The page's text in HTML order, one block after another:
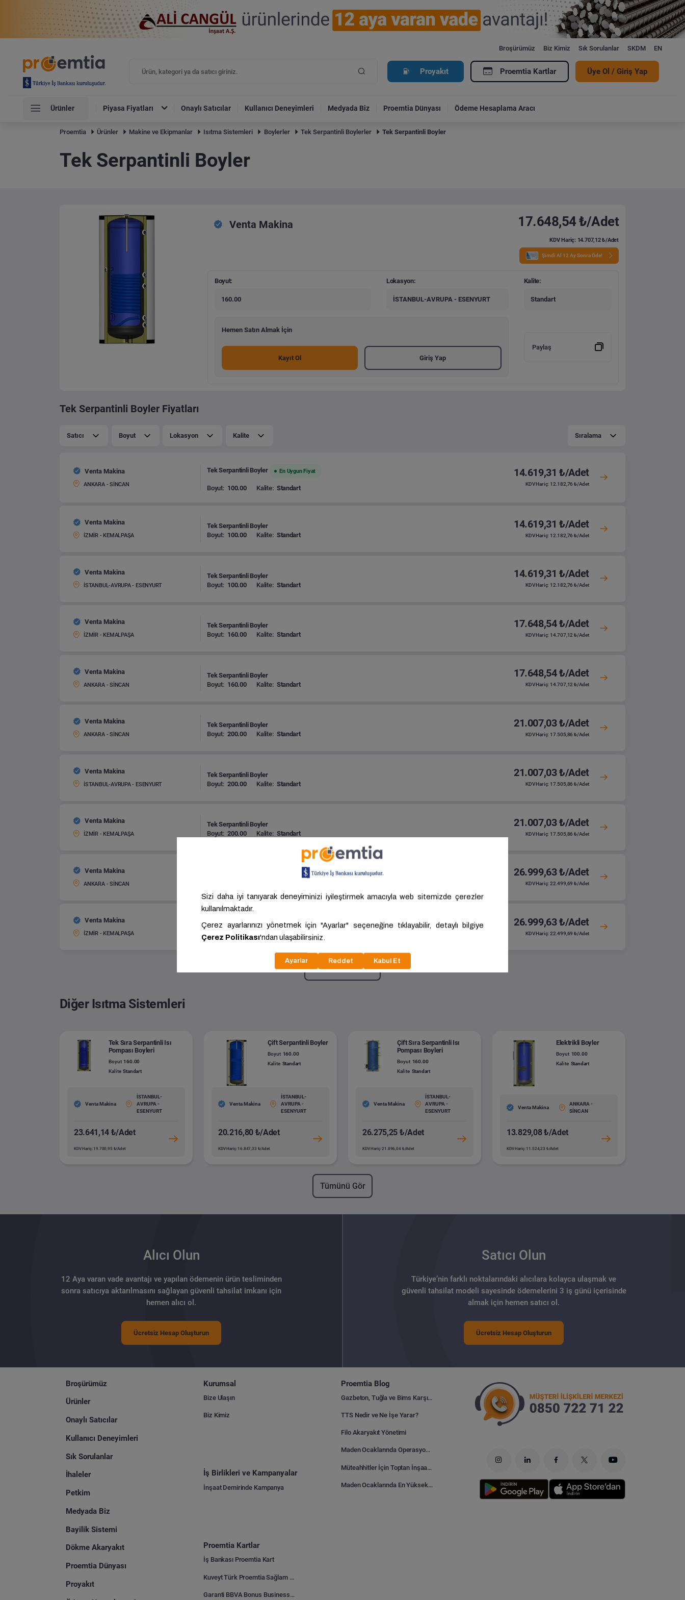
Broşürümüz Biz Kimiz Sık Sorulanlar SKDM EN
Proyakıt Proemtia Kartlar Üye Ol / Giriş Yap
Ürünler Piyasa Fiyatları Onaylı Satıcılar Kullanıcı Deneyimleri Medyada Biz Proemtia Dünyası Ödeme Hesaplama Aracı
Proemtia Ürünler Makine ve Ekipmanlar Isıtma Sistemleri Boylerler Tek Serpantinli Boylerler Tek Serpantinli Boyler
Tek Serpantinli Boyler
Venta Makina 17.648,54 ₺/Adet
KDV Hariç: 14.707,12 ₺/Adet
Şimdi Al 12 Ay Sonra Öde!
Boyut:
160.00
Lokasyon:
İSTANBUL-AVRUPA - ESENYURT
Kalite:
Standart
Hemen Satın Almak İçin
Kayıt Ol Giriş Yap
Paylaş
Tek Serpantinli Boyler Fiyatları
Satıcı Boyut Lokasyon Kalite Sıralama
Venta Makina
ANKARA - SİNCAN
Tek Serpantinli Boyler En Uygun Fiyat
Boyut: 100.00 Kalite: Standart
14.619,31 ₺/Adet
KDV Hariç: 12.182,76 ₺/Adet
Venta Makina
İZMİR - KEMALPAŞA
Tek Serpantinli Boyler
Boyut: 100.00 Kalite: Standart
14.619,31 ₺/Adet
KDV Hariç: 12.182,76 ₺/Adet
Venta Makina
İSTANBUL-AVRUPA - ESENYURT
Tek Serpantinli Boyler
Boyut: 100.00 Kalite: Standart
14.619,31 ₺/Adet
KDV Hariç: 12.182,76 ₺/Adet
Venta Makina
İZMİR - KEMALPAŞA
Tek Serpantinli Boyler
Boyut: 160.00 Kalite: Standart
17.648,54 ₺/Adet
KDV Hariç: 14.707,12 ₺/Adet
Venta Makina
ANKARA - SİNCAN
Tek Serpantinli Boyler
Boyut: 160.00 Kalite: Standart
17.648,54 ₺/Adet
KDV Hariç: 14.707,12 ₺/Adet
Venta Makina
ANKARA - SİNCAN
Tek Serpantinli Boyler
Boyut: 200.00 Kalite: Standart
21.007,03 ₺/Adet
KDV Hariç: 17.505,86 ₺/Adet
Venta Makina
İSTANBUL-AVRUPA - ESENYURT
Tek Serpantinli Boyler
Boyut: 200.00 Kalite: Standart
21.007,03 ₺/Adet
KDV Hariç: 17.505,86 ₺/Adet
Venta Makina
İZMİR - KEMALPAŞA
Tek Serpantinli Boyler
Boyut: 200.00 Kalite: Standart
21.007,03 ₺/Adet
KDV Hariç: 17.505,86 ₺/Adet
Venta Makina
ANKARA - SİNCAN
26.999,63 ₺/Adet
KDV Hariç: 22.499,69 ₺/Adet
Venta Makina
İZMİR - KEMALPAŞA
Tek Serpantinli Boyler
300.00 Kalite: Standart
26.999,63 ₺/Adet
KDV Hariç: 22.499,69 ₺/Adet
Daha fazla göster
Diğer Isıtma Sistemleri
Tek Sıra Serpantinli Isı
Pompası Boyleri
Boyut 160.00
Kalite Standart
Venta Makina
İSTANBUL-
AVRUPA -
ESENYURT
23.641,14 ₺/Adet
KDV Hariç: 19.700,95 ₺/Adet
Çift Serpantinli Boyler
Boyut 160.00
Kalite Standart
Venta Makina
İSTANBUL-
AVRUPA -
ESENYURT
20.216,80 ₺/Adet
KDV Hariç: 16.847,33 ₺/Adet
Çift Sıra Serpantinli Isı
Pompası Boyleri
Boyut 160.00
Kalite Standart
Venta Makina
İSTANBUL-
AVRUPA -
ESENYURT
26.275,25 ₺/Adet
KDV Hariç: 21.896,04 ₺/Adet
Elektrikli Boyler
Boyut 100.00
Kalite Standart
Venta Makina
ANKARA -
SİNCAN
13.829,08 ₺/Adet
KDV Hariç: 11.524,23 ₺/Adet
Tümünü Gör
Alıcı Olun
12 Aya varan vade avantajı ve yapılan ödemenin ürün tesliminden
sonra satıcıya aktarılmasını sağlayan güvenli tahsilat imkanı için
hemen alıcı ol.
Ücretsiz Hesap Oluşturun
Satıcı Olun
Türkiye’nin farklı noktalarındaki alıcılara kolayca ulaşmak ve
güvenli tahsilat modeli sayesinde ödemelerini 3 iş günü içerisinde
almak için hemen satıcı ol.
Ücretsiz Hesap Oluşturun
Broşürümüz
Ürünler
Onaylı Satıcılar
Kullanıcı Deneyimleri
Sık Sorulanlar
İhaleler
Petkim
Medyada Biz
Bayilik Sistemi
Dökme Akaryakıt
Proemtia Dünyası
Proyakıt
Kurumsal
Bize Ulaşın
Biz Kimiz
İş Birlikleri ve Kampanyalar
İnşaat Demirinde Kampanya
Proemtia Kartlar
İş Bankası Proemtia Kart
Kuveyt Türk Proemtia Sağlam Bayi Kart
Garanti BBVA Bonus Business Proemtia Bayi Kart
Proemtia Blog
Gazbeton, Tuğla ve Bims Karşılaştırması: Hangisi Daha Avantajlı?
TTS Nedir ve Ne İşe Yarar?
Filo Akaryakıt Yönetimi
Maden Ocaklarında Operasyonel Verimlilik Nasıl Arttırılır?
Müteahhitler İçin Toptan İnşaat Malzemesi Satın Alma Rehberi
Maden Ocaklarında En Yüksek Gider Kalemleri Nelerdir?